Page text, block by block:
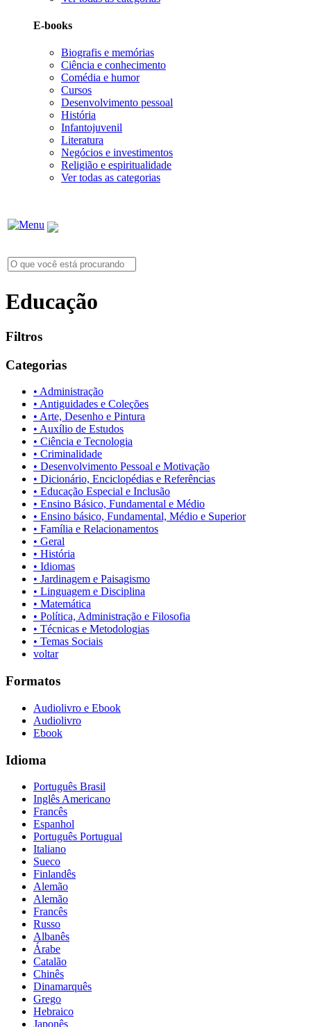
E-books
Biografis e memórias
Ciência e conhecimento
Comédia e humor
Cursos
Desenvolvimento pessoal
História
Infantojuvenil
Literatura
Negócios e investimentos
Religião e espiritualidade
Ver todas as categorias
Educação
Filtros
Categorias
• Administração
• Antiguidades e Coleções
• Arte, Desenho e Pintura
• Auxílio de Estudos
• Ciência e Tecnologia
• Criminalidade
• Desenvolvimento Pessoal e Motivação
• Dicionário, Enciclopédias e Referências
• Educação Especial e Inclusão
• Ensino Básico, Fundamental e Médio
• Ensino básico, Fundamental, Médio e Superior
• Família e Relacionamentos
• Geral
• História
• Idiomas
• Jardinagem e Paisagismo
• Linguagem e Disciplina
• Matemática
• Política, Administração e Filosofia
• Técnicas e Metodologias
• Temas Sociais
voltar
Formatos
Audiolivro e Ebook
Audiolivro
Ebook
Idioma
Português Brasil
Inglês Americano
Francês
Espanhol
Português Portugual
Italiano
Sueco
Finlandês
Alemão
Alemão
Francês
Russo
Albanês
Árabe
Catalão
Chinês
Dinamarquês
Grego
Hebraico
Japonês